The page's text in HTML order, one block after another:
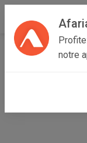
notre
Accueil